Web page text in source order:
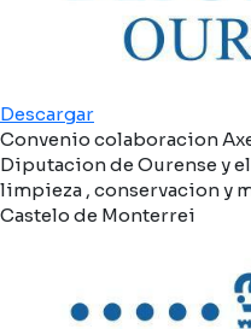
Descargar
Convenio colaboracion
Diputacion de Ourense y
limpieza , conservacion y
Castelo de Monterrei